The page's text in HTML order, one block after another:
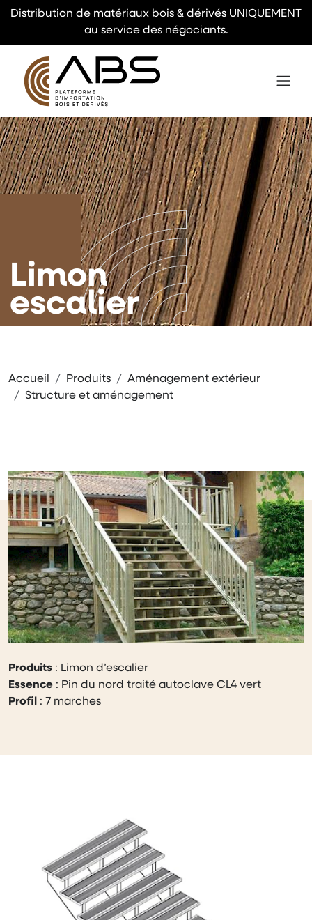
Distribution de matériaux bois & dérivés UNIQUEMENT
au service des négociants.
Limon
escalier
Accueil Produits
Aménagement extérieur
Structure et aménagement
Produits : Limon d’escalier
Essence : Pin du nord traité autoclave CL4 vert
Profil : 7 marches